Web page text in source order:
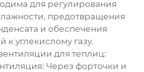
для регулирования
предотвращения
и обеспечения
к углекислому газу.
для теплиц:
Через форточки и